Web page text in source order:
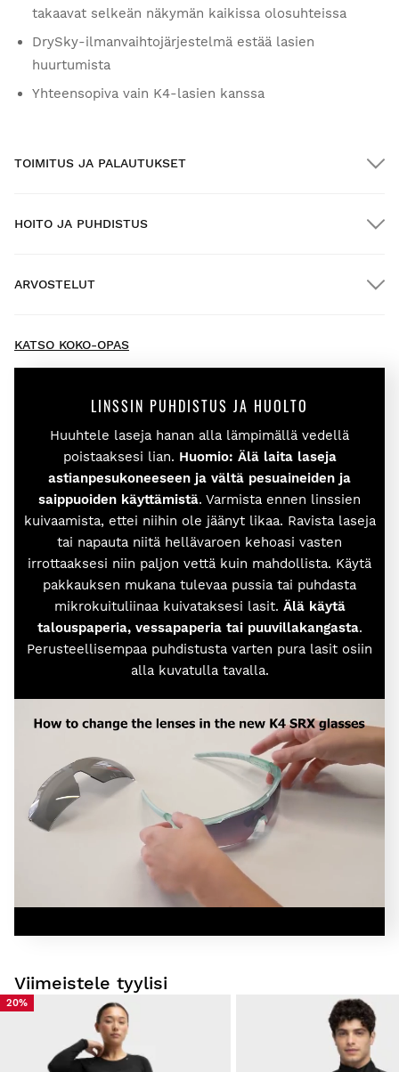
takaavat selkeän näkymän kaikissa olosuhteissa
DrySky-ilmanvaihtojärjestelmä estää lasien
huurtumista
Yhteensopiva vain K4-lasien kanssa
TOIMITUS JA PALAUTUKSET
Kotiinkuljetus yli $300.00:n tilauksiin
Kokeile tuotteitamme mukavasti kotona. Sinulla on 30
päivää toimituspäivästä alkaen tehdä palautusilmoitus.
Voit helposti ja nopeasti palauttaa tuotteen tilauksestasi
käyttäjätilisi kautta.
Hyvitys alkuperäiselle maksutavallesi. Alkaen$9.95
HOITO JA PUHDISTUS
ARVOSTELUT
KATSO KOKO-OPAS
LINSSIN PUHDISTUS JA HUOLTO
Huuhtele laseja hanan alla lämpimällä vedellä
poistaaksesi lian. Huomio: Älä laita laseja
astianpesukoneeseen ja vältä pesuaineiden ja
saippuoiden käyttämistä. Varmista ennen linssien
kuivaamista, ettei niihin ole jäänyt likaa. Ravista laseja
tai napauta niitä hellävaroen kehoasi vasten
irrottaaksesi niin paljon vettä kuin mahdollista. Käytä
pakkauksen mukana tulevaa pussia tai puhdasta
mikrokuituliinaa kuivataksesi lasit. Älä käytä
talouspaperia, vessapaperia tai puuvillakangasta.
Perusteellisempaa puhdistusta varten pura lasit osiin
alla kuvatulla tavalla.
Viimeistele tyylisi
20%